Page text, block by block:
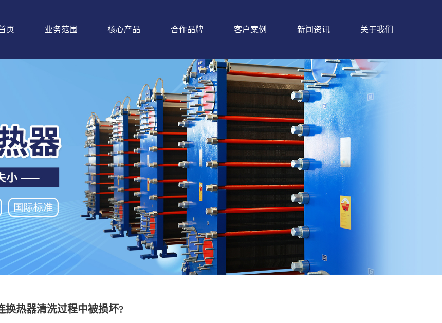
页 业务范围 核心产品 合作品牌 客户案例 新闻资讯 关于我们
换热器清洗过程中被损坏?